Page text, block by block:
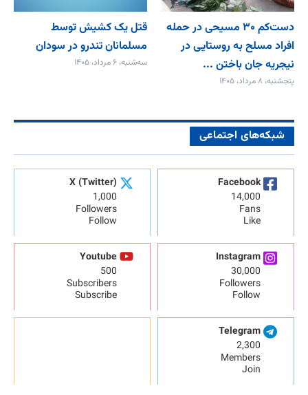
دست‌کم ۳۰ مسیحی در حمله
افراد مسلح به روستایی در
نیجریه جان باختن ...
پنجشنبه، ۸ مرداد، ۱۴۰۵
قتل یک کشیش توسط
مسلمانان تندرو در سودان
سه‌شنبه، ۶ مرداد، ۱۴۰۵
شبکه‌های اجتماعی
Facebook
14,000
Fans
Like
X (Twitter)
1,000
Followers
Follow
Instagram
30,000
Followers
Follow
Youtube
500
Subscribers
Subscribe
Telegram
2,300
Members
Join